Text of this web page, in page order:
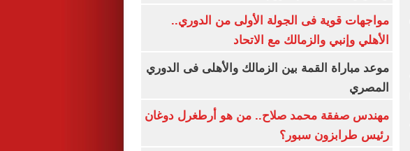
مواجهات قوية فى الجولة الأولى من الدوري..
الأهلي وإنبي والزمالك مع الاتحاد
موعد مباراة القمة بين الزمالك والأهلى فى الدوري
المصري
مهندس صفقة محمد صلاح.. من هو أرطغرل دوغان
رئيس طرابزون سبور؟